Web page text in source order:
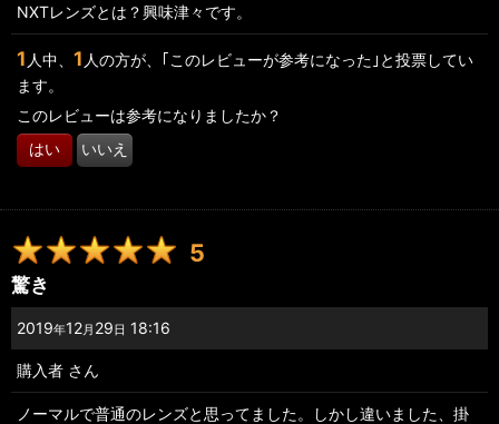
並び順:
NXTレンズとは？興味津々です。
1 人中、 1 人の方が、｢このレビューが参考になった｣と投票してい
ます。
このレビューは参考になりましたか？
はい いいえ
5
驚き
2019年12月 29日 18:16
購入者 さん
ノーマルで普通のレンズと思ってました。しかし違いました、掛